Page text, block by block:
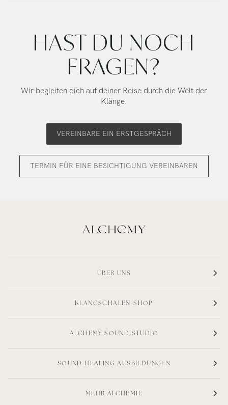
HAST DU NOCH
FRAGEN?
Wir begleiten dich auf deiner Reise durch die Welt der
Klänge.
VEREINBARE EIN ERSTGESPRÄCH
TERMIN FÜR EINE BESICHTIGUNG VEREINBAREN
ÜBER UNS
KLANGSCHALEN-SHOP
ALCHEMY SOUND STUDIO
SOUND HEALING AUSBILDUNGEN
MEHR ALCHEMIE